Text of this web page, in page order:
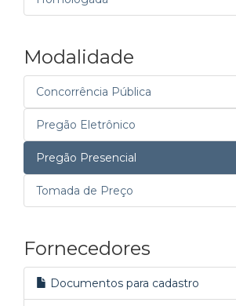
Modalidade
Concorrência Pública
Pregão Eletrônico
Pregão Presencial
Tomada de Preço
Fornecedores
Documentos para cadastro